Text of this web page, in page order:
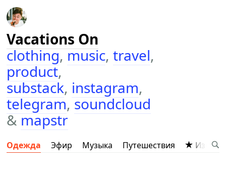
Vacations On
clothing,music,travel,
product,
substack, instagram,
telegram,soundcloud
&mapstr
Одежда Эфир Музыка Путешествия